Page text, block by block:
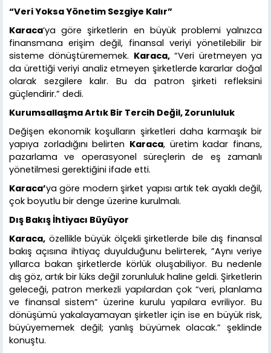
“Veri Yoksa Yönetim Sezgiye Kalır”
Karaca’ya göre şirketlerin en büyük problemi yalnızca
finansmana erişim değil, finansal veriyi yönetilebilir bir
sisteme dönüştürememek. Karaca,“Veri üretmeyen ya
da ürettiği veriyi analiz etmeyen şirketlerde kararlar doğal
olarak sezgilere kalır. Bu da patron şirketi refleksini
güçlendirir.” dedi.
Kurumsallaşma Artık Bir Tercih Değil, Zorunluluk
Değişen ekonomik koşulların şirketleri daha karmaşık bir
yapıya zorladığını belirten Karaca, üretim kadar finans,
pazarlama ve operasyonel süreçlerin de eş zamanlı
yönetilmesi gerektiğini ifade etti.
Karaca’ya göre modern şirket yapısı artık tek ayaklı değil,
çok boyutlu bir denge üzerine kurulmalı.
Dış Bakış İhtiyacı Büyüyor
Karaca, özellikle büyük ölçekli şirketlerde bile dış finansal
bakış açısına ihtiyaç duyulduğunu belirterek, ”Aynı veriye
yıllarca bakan şirketlerde körlük oluşabiliyor. Bu nedenle
dış göz, artık bir lüks değil zorunluluk haline geldi. Şirketlerin
geleceği, patron merkezli yapılardan çok “veri, planlama
ve finansal sistem” üzerine kurulu yapılara evriliyor. Bu
dönüşümü yakalayamayan şirketler için ise en büyük risk,
büyüyememek değil; yanlış büyümek olacak.” şeklinde
konuştu.